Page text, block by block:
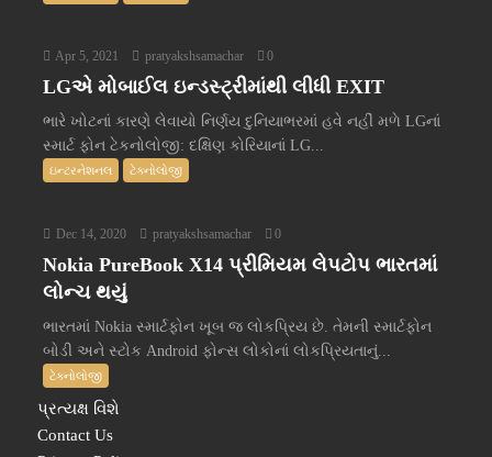
Apr 5, 2021 pratyakshsamachar 0
LGએ મોબાઈલ ઇન્ડસ્ટ્રીમાંથી લીધી EXIT
ભારે ખોટનાં કારણે લેવાયો નિર્ણય દુનિયાભરમાં હવે નહીં મળે LGનાં
સ્માર્ટ ફોન ટેકનોલોજી: દક્ષિણ કોરિયાનાં LG...
ઇન્ટરનેશનલ ટેક્નોલોજી
Dec 14, 2020 pratyakshsamachar 0
Nokia PureBook X14 પ્રીમિયમ લેપટોપ ભારતમાં
લોન્ચ થયું
ભારતમાં Nokia સ્માર્ટફોન ખૂબ જ લોકપ્રિય છે. તેમની સ્માર્ટફોન
બોડી અને સ્ટોક Android ફોન્સ લોકોનાં લોકપ્રિયતાનું...
ટેક્નોલોજી
પ્રત્યક્ષ વિશે
Contact Us